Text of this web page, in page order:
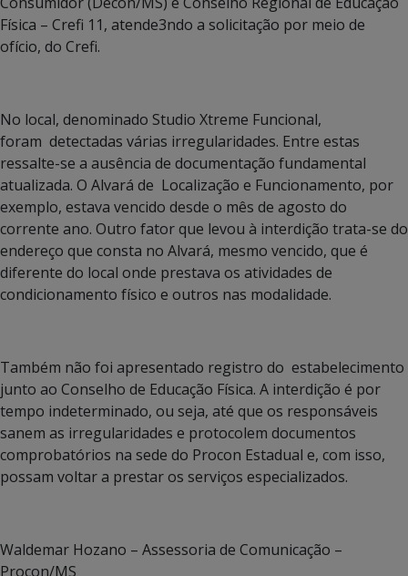
Física – Crefi 11, atende3ndo a solicitação por meio de
ofício, do Crefi.
No local, denominado Studio Xtreme Funcional,
foram detectadas várias irregularidades. Entre estas
ressalte-se a ausência de documentação fundamental
atualizada. O Alvará de Localização e Funcionamento, por
exemplo, estava vencido desde o mês de agosto do
corrente ano. Outro fator que levou à interdição trata-se do
endereço que consta no Alvará, mesmo vencido, que é
diferente do local onde prestava os atividades de
condicionamento físico e outros nas modalidade.
Também não foi apresentado registro do estabelecimento
junto ao Conselho de Educação Física. A interdição é por
tempo indeterminado, ou seja, até que os responsáveis
sanem as irregularidades e protocolem documentos
comprobatórios na sede do Procon Estadual e, com isso,
possam voltar a prestar os serviços especializados.
Waldemar Hozano – Assessoria de Comunicação –
Procon/MS